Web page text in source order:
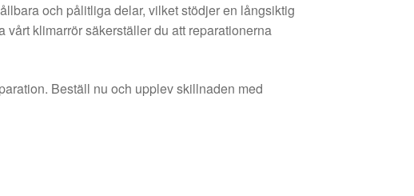
och pålitliga delar, vilket stödjer en långsiktig
klimarrör säkerställer du att reparationerna
Beställ nu och upplev skillnaden med